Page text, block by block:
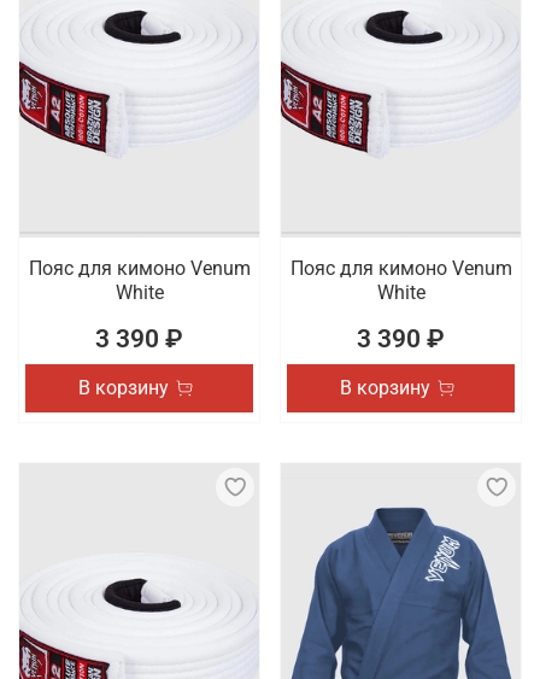
Пояс для кимоно Venum
White
3 390 ₽
В корзину
Пояс для кимоно Venum
White
3 390 ₽
В корзину